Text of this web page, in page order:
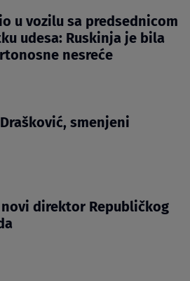
u vozilu sa predsednicom
udesa: Ruskinja je bila
nesreće
smenjeni
novi direktor Republičkog